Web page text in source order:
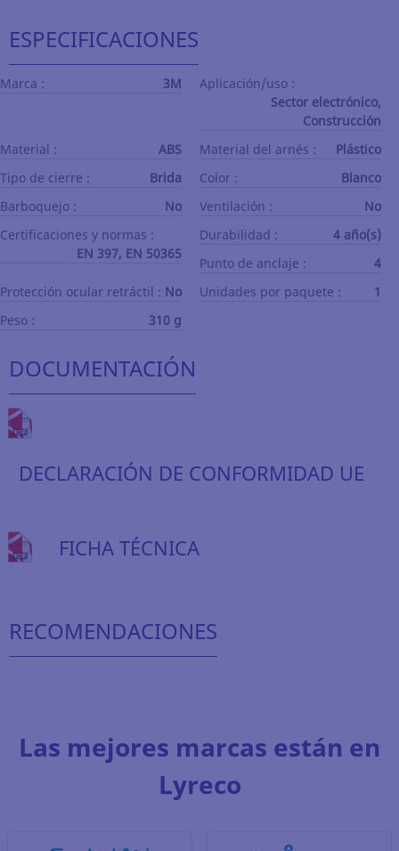
ESPECIFICACIONES
Marca : 3M
Aplicación/uso :
Sector electrónico,
Construcción
Material :
ABS Material del arnés :
Plástico
Tipo de cierre :
Brida Color :
Blanco
Barboquejo :
No Ventilación :
No
Certificaciones y normas :
EN 397, EN 50365
Durabilidad :
4 año(s)
Punto de anclaje :
4
Protección ocular retráctil : No Unidades por paquete :
1
Peso :
310 g
DOCUMENTACIÓN
DECLARACIÓN DE CONFORMIDAD UE
FICHA TÉCNICA
RECOMENDACIONES
Las mejores marcas están en
Lyreco